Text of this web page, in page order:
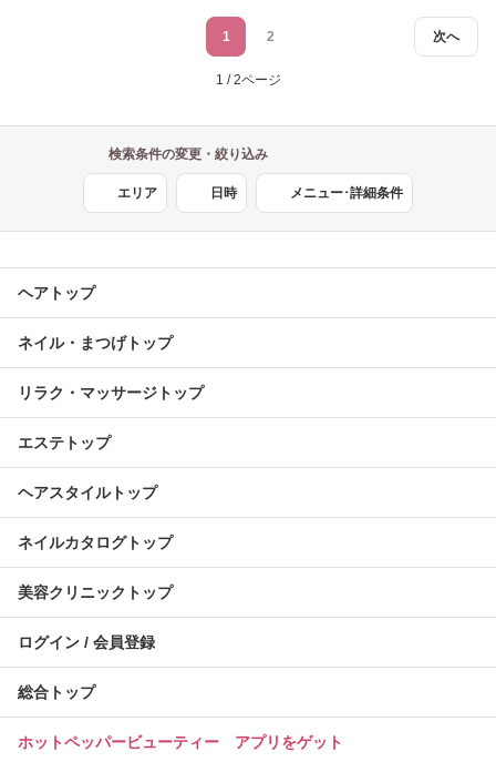
次へ
1 2
1 / 2ページ
検索条件の変更・絞り込み
エリア 日時 メニュー･詳細条件
ヘアトップ
ネイル・まつげトップ
リラク・マッサージトップ
エステトップ
ヘアスタイルトップ
ネイルカタログトップ
美容クリニックトップ
ログイン / 会員登録
総合トップ
ホットペッパービューティー アプリをゲット